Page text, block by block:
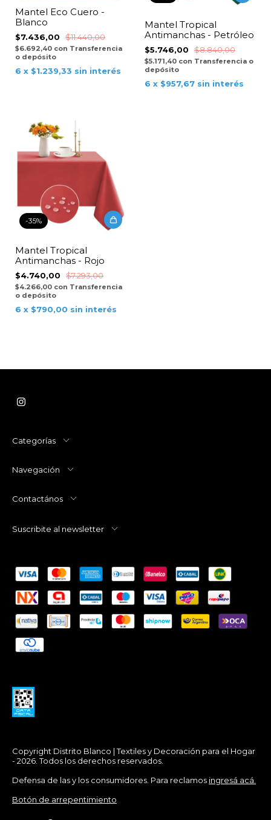
Mantel Eco Cuero -
Blanco
$7.436,00 $11.440,00
$6.692,40 con Transferencia
o depósito
6 x $1.239,33 sin interés
Mantel Tropical
Antimanchas - Petróleo
$5.746,00 $8.840,00
$5.171,40 con Transferencia o
depósito
6 x $957,67 sin interés
-35%
Mantel Tropical
Antimanchas - Rojo
$4.740,00 $7.293,00
$4.266,00 con Transferencia
o depósito
6 x $790,00 sin interés
Categorías
Navegación
Contactános
Suscribite al newsletter
Copyright Distrito Blanco | Textiles y Decoración para el Hogar
- 2026. Todos los derechos reservados.
Defensa de las y los consumidores. Para reclamos ingresá acá.
Botón de arrepentimiento